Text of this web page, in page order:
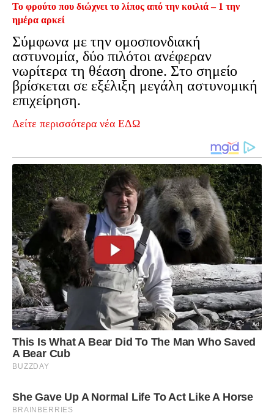
Το φρούτο που διώχνει το λίπος από την κοιλιά – 1 την
ημέρα αρκεί
Σύμφωνα με την ομοσπονδιακή
αστυνομία, δύο πιλότοι ανέφεραν
νωρίτερα τη θέαση drone. Στο σημείο
βρίσκεται σε εξέλιξη μεγάλη αστυνομική
επιχείρηση.
Δείτε περισσότερα νέα ΕΔΩ